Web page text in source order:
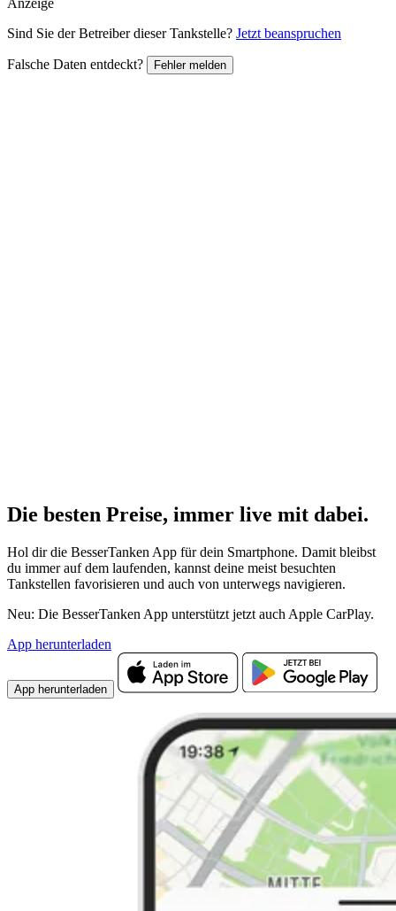
Anzeige
Sind Sie der Betreiber dieser Tankstelle? Jetzt beanspruchen
Falsche Daten entdeckt? Fehler melden
Die besten Preise, immer live mit dabei.
Hol dir die BesserTanken App für dein Smartphone. Damit bleibst
du immer auf dem laufenden, kannst deine meist besuchten
Tankstellen favorisieren und auch von unterwegs navigieren.
Neu: Die BesserTanken App unterstützt jetzt auch Apple CarPlay.
App herunterladen
App herunterladen